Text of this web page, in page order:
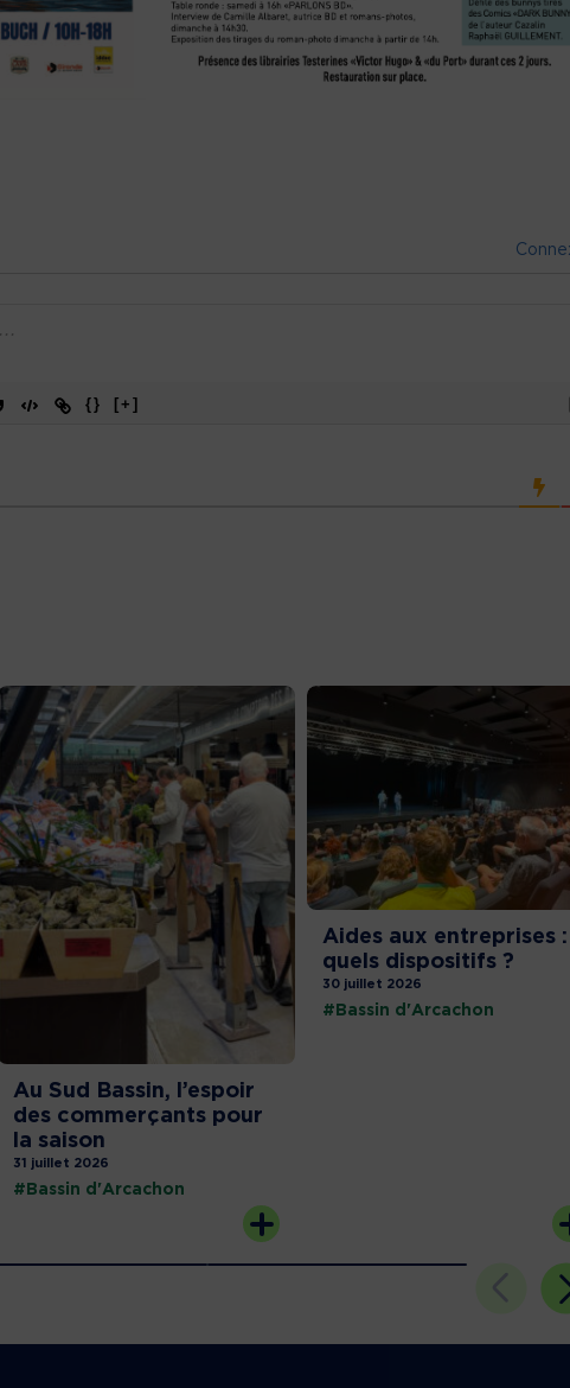
{} [+]
Au Sud Bassin, l’espoir
des commerçants pour
la saison
31 juillet 2026
#Bassin d'Arcachon
Aides aux entreprises :
quels dispositifs ?
30 juillet 2026
#Bassin d'Arcachon